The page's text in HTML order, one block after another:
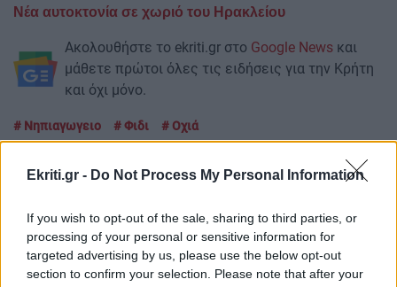
Ekriti.gr - Do Not Process My Personal Information
If you wish to opt-out of the sale, sharing to third parties, or
processing of your personal or sensitive information for
targeted advertising by us, please use the below opt-out
section to confirm your selection. Please note that after your
Νέα αυτοκτονία σε χωριό του Ηρακλείου
Ακολουθήστε το ekriti.gr στο Google News και
μάθετε πρώτοι όλες τις ειδήσεις για την Κρήτη
και όχι μόνο.
Νηπιαγωγειο Φιδι Οχιά
ΡΟΗ ΕΙΔΗΣΕΩΝ